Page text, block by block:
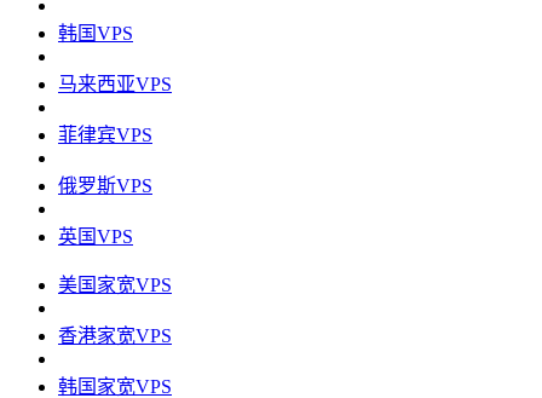
韩国VPS
马来西亚VPS
菲律宾VPS
俄罗斯VPS
英国VPS
美国家宽VPS
香港家宽VPS
韩国家宽VPS